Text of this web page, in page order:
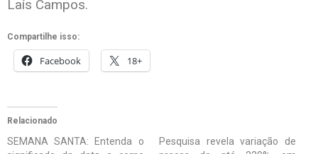
Laís Campos.
Compartilhe isso:
Facebook 18+
Relacionado
SEMANA SANTA: Entenda o
Pesquisa revela variação de